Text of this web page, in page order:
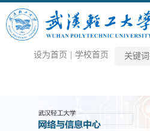
学校首页
设为首页